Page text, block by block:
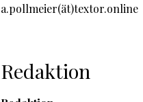
a.pollmeier(ät)textor.online
Redaktion